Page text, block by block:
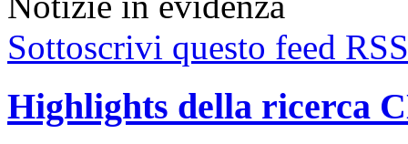
Sottoscrivi questo feed RSS
Highlights della ricerca